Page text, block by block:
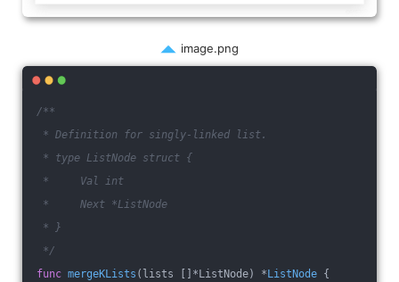
image.png
/**
* Definition for singly-linked list.
* type ListNode struct {
*     Val int
*     Next *ListNode
* }
*/
func mergeKLists (lists []*ListNode) * ListNode {